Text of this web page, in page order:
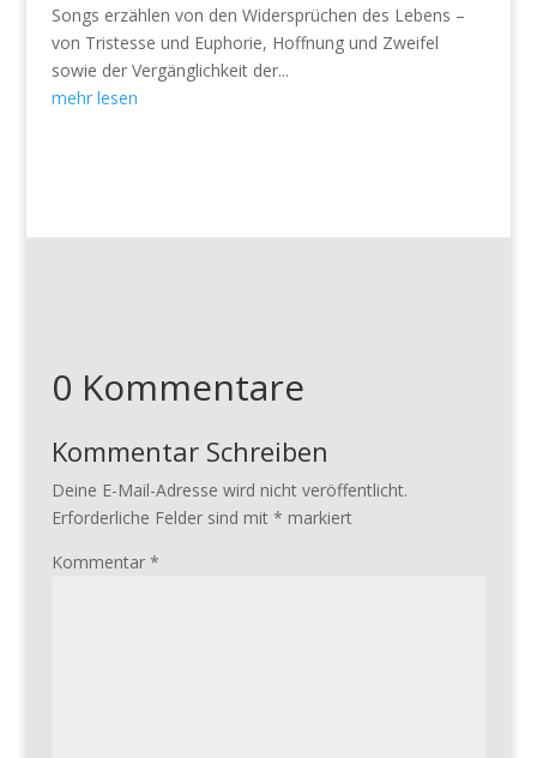
Songs erzählen von den Widersprüchen des Lebens –
von Tristesse und Euphorie, Hoffnung und Zweifel
sowie der Vergänglichkeit der...
mehr lesen
0 Kommentare
Kommentar Schreiben
Deine E-Mail-Adresse wird nicht veröffentlicht.
Erforderliche Felder sind mit * markiert
Kommentar *